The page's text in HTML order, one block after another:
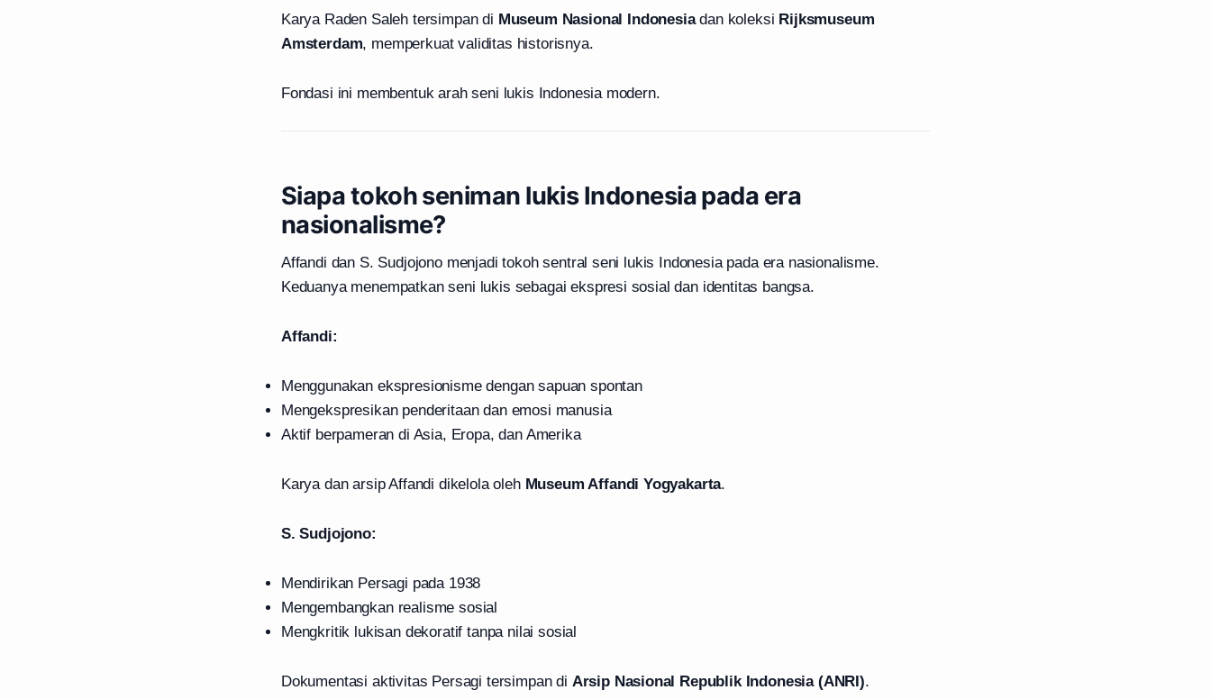
Karya Raden Saleh tersimpan di Museum Nasional Indonesiadan koleksi Rijksmuseum
Amsterdam, memperkuat validitas historisnya.
Fondasi ini membentuk arah seni lukis Indonesia modern.
Siapa tokoh seniman lukis Indonesia pada era
nasionalisme?
Affandi dan S. Sudjojono menjadi tokoh sentral seni lukis Indonesia pada era nasionalisme.
Keduanya menempatkan seni lukis sebagai ekspresi sosial dan identitas bangsa.
Affandi:
Menggunakan ekspresionisme dengan sapuan spontan
Mengekspresikan penderitaan dan emosi manusia
Aktif berpameran di Asia, Eropa, dan Amerika
Karya dan arsip Affandi dikelola oleh Museum Affandi Yogyakarta.
S. Sudjojono:
Mendirikan Persagi pada 1938
Mengembangkan realisme sosial
Mengkritik lukisan dekoratif tanpa nilai sosial
Dokumentasi aktivitas Persagi tersimpan di Arsip Nasional Republik Indonesia (ANRI).